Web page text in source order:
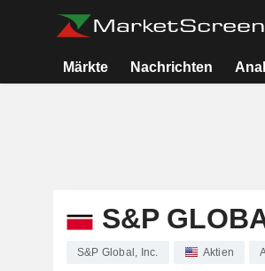
Märkte Nachrichten
S&P
S&P Global, Inc. Aktien